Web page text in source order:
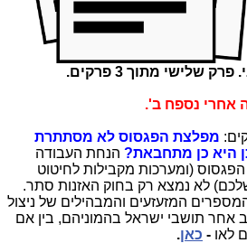
פרק שלישי מתוך 3 פרקים.
אחרי נספח ב'.
מפלצת הפגסוס לא מסתתרת
היא כן מתחבאת? הנחת העבודה
(ומערכות מקבילות לחיטוט
לא נמצא רק בחוק האזנות סתר.
המזעזעים והמבהילים של ניצול
אחר תושבי ישראל בהמוניהם, בין אם
לאו - כאן.